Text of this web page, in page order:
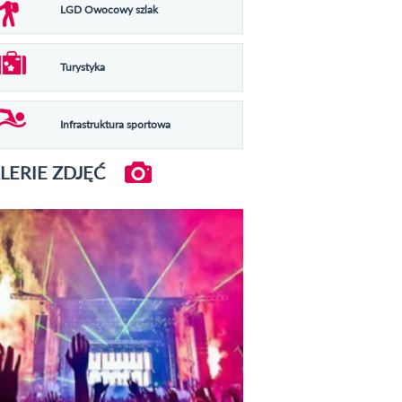
LGD Owocowy szlak
Turystyka
Infrastruktura sportowa
ZDJĘĆ